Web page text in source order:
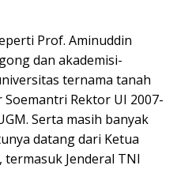
Prof. Aminuddin
dan akademisi-
ternama tanah
Rektor UI 2007-
Serta masih banyak
datang dari Ketua
termasuk Jenderal TNI